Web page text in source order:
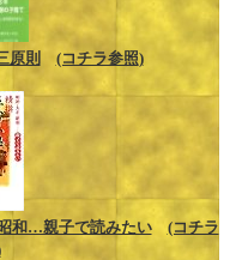
原則 (コチラ参照)
和…親子で読みたい
(コチラ